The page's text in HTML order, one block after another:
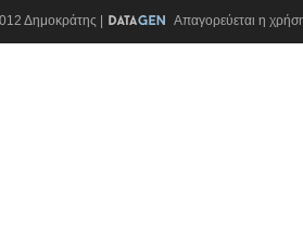
Δημοκράτης | Απαγορεύεται η